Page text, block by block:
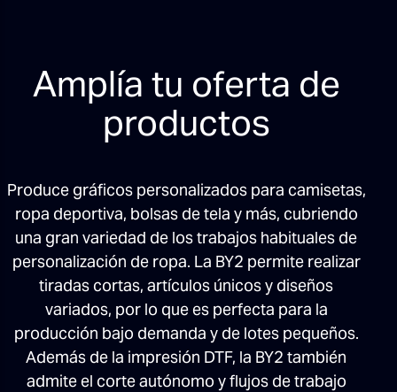
Amplía tu oferta de
productos
Produce gráficos personalizados para camisetas,
ropa deportiva, bolsas de tela y más, cubriendo
una gran variedad de los trabajos habituales de
personalización de ropa. La BY2 permite realizar
tiradas cortas, artículos únicos y diseños
variados, por lo que es perfecta para la
producción bajo demanda y de lotes pequeños.
Además de la impresión DTF, la BY2 también
admite el corte autónomo y flujos de trabajo